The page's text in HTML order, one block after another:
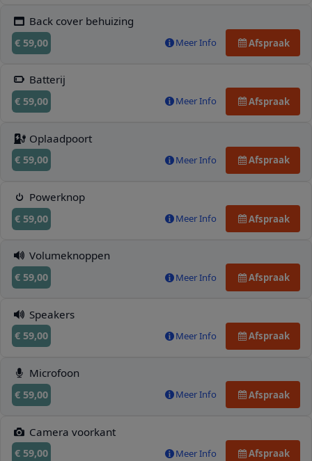
Back cover behuizing
€ 59,00 Meer Info Afspraak
Batterij
€ 59,00 Meer Info Afspraak
Oplaadpoort
€ 59,00 Meer Info Afspraak
Powerknop
€ 59,00 Meer Info Afspraak
Volumeknoppen
€ 59,00 Meer Info Afspraak
Speakers
€ 59,00 Meer Info Afspraak
Microfoon
€ 59,00 Meer Info Afspraak
Camera voorkant
€ 59,00 Meer Info Afspraak